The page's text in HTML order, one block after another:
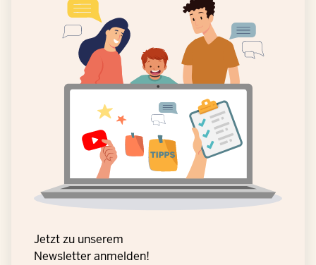
Jetzt zu unserem
Newsletter anmelden!